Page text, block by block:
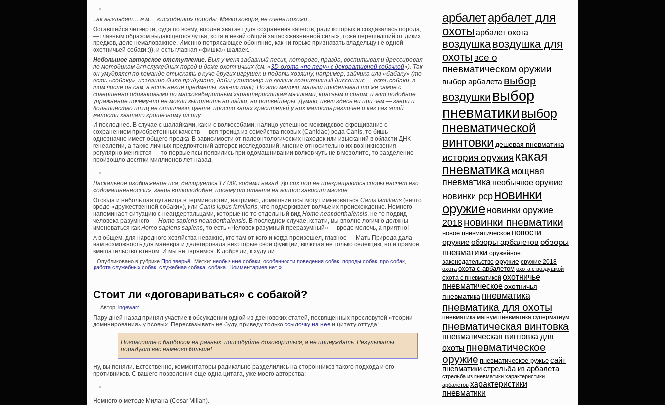
Так выглядят… м.м… «исходники» породы. Мягко говоря, не очень похожи…
Оставшейся четверти, судя по всему, вполне хватает для сохранения качеств, ради которых и создавалась порода,
— главным образом выдающегося чутья, хотя и некий общий запас «жизненной силы», тоже перешедший от диких
предков, дело немаловажное. Именно потрясающее обоняние, как ни горько признавать владельцу не одной
охотничьей собаки :)), и есть главная «фишка» шалаек.
Небольшое авторское отступление. Был у меня забавный песик, которого, правда, воспитывал и дрессировал
по методикам для служебных пород и даже охотничьих (см. «3D-охота «по перу» с декоративной собачкой«). Так
он умудрялся по команде отыскать в куче других игрушек и подать хозяину, например, зайчика или «бабаку» (то
есть «собаку», название было придумано, дабы у питомца не возник когнитивный диссонанс — есть собаки, в
том числе он сам, а есть некие предметы, как-то так). Но это мелочи, малыш проделывал то же самое с
совершенно одинаковыми по массогабаритным характеристикам мячиками, красным и синим, и вот подобное
упражнение почему-то не могли выполнить ни лайки, ни ротвейлеры. Думаю, цвет здесь ни при чем — звери и
большинство птиц не отличают цвета, просто запах красителей у них малость различен и как раз этой
малости хватало крошечному шпицу.
И последнее. В случае с шалайками, как и с волкособами, налицо успешное межвидовое скрещивание с
сохранением приобретенных качеств — вся троица из семейства псовых (Canidae) рода Canis, то бишь
однозначно имеет общего предка. В зависимости от палеонтологических находок или изысканий в области ДНК-
генеалогии, а также личных предпочтений авторов исследований, мнение относительно их возникновения
регулярно меняются — то первые псы появились при одомашнивании волков чуть не в мезолите, то разделение
произошло десятки миллионов лет назад.
Наскальное изображение пса, датируется 17 000 годами назад. До сих пор не прекращаются споры насчет его
«одомашненности», зверь волкоподобен, посему от ответа на вопрос зависит многое
Отсюда и небольшая путаница в терминологии, например, домашние псы могут именоваться Canis familiaris (нечто
вроде «дружественной собаки»), или Canis lupus familiaris, что подчеркивает волчье их происхождение. Немного
напоминает ситуацию с неандертальцами, которые не то отдельный вид Homo neanderthalensis, не то подвид
человека разумного — Homo sapiens neanderthalensis. В последнем случае, кстати, мы вполне логично должны
именоваться как Homo sapiens sapiens, то есть «Человек разумный-преразумный» — вроде мелочь, а приятно!
А в общем, для народного хозяйства неважно, кто там от кого и когда произошел, главное — Мать Природа дала
нам возможность для маневра и делегировала некоторые свои функции, включая не только селекцию, но и прямое
вмешательство в геном. И мы не теряемся. К добру ли, к худу ли…
Опубликовано в рубрике Про зверьё | Метки: необычные собаки особенности поведения собак породы собак про собак
работа служебных собак служебная собака собака Комментариев нет »
Стоит ли «договариваться» с собакой?
| Автор: ingewarr
Пару дней назад принял участие в обсуждении одной из дзеновских статей, посвященных пресловутой «теории
доминирования» у псовых. Пересказывать не буду, приведу только ссылочку на нее и цитату оттуда:
Поговорите с барбосом на равных, попробуйте договориться, а не принуждать. Результаты
порадуют вас намного больше!
Ну, вы поняли. Естественно, комментаторы радикально разделились на сторонников такого подхода и его
противников. С вашего позволения еще одна цитата, уже моего авторства:
Немного о методе Милана (Cesar Millan).
арбалетарбалет для
охоты арбалет охота
воздушкавоздушка для
охоты все о
пневматическом оружии
выбор арбалета выбор
воздушки выбор
пневматикивыбор
пневматической
винтовки дешевая пневматика
история оружия какая
пневматика мощная
пневматика необычное оружие
новинки pcp новинки
оружие новинки оружие
2018 новинки пневматики
новое пневматическое новости
оружиеобзоры арбалетов обзоры
пневматики оружейное
законодательство оружие оружие 2018
охота охота с арбалетом охота с воздушкой
охота с пневматикой охотничье
пневматическое охотничья
пневматика пневматика
пневматика для охоты
пневматика магнум пневматика супермагнум
пневматическая винтовка
пневматическая винтовка для
охоты пневматическое
оружие пневматическое ружье сайт
пневматикистрельба из арбалета
стрельба из пневматики характеристики
арбалетов характеристики
пневматики